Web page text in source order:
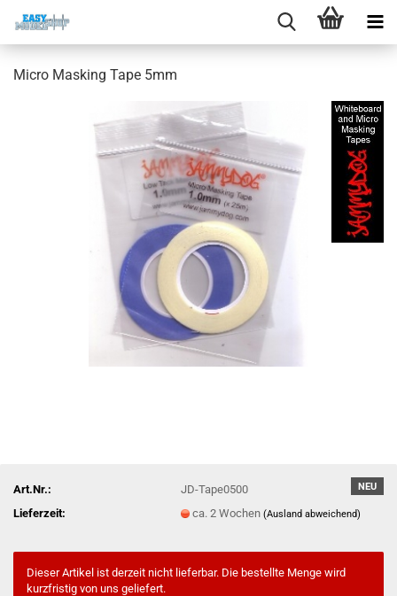
Micro Masking Tape 5mm
NEU
Art.Nr.:
JD-Tape0500
Lieferzeit:
ca. 2 Wochen(Ausland abweichend)
Dieser Artikel ist derzeit nicht lieferbar. Die bestellte Menge wird
kurzfristig von uns geliefert.